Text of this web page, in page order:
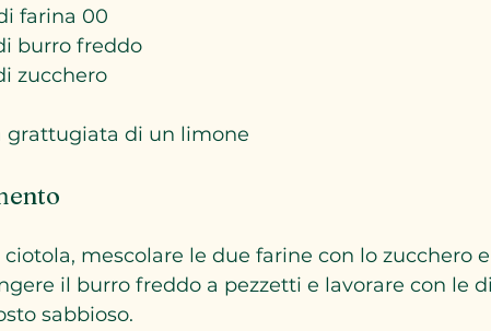
farina 00
burro freddo
zucchero
grattugiata di un limone
ciotola, mescolare le due farine con lo zucchero
il burro freddo a pezzetti e lavorare con le
sabbioso.